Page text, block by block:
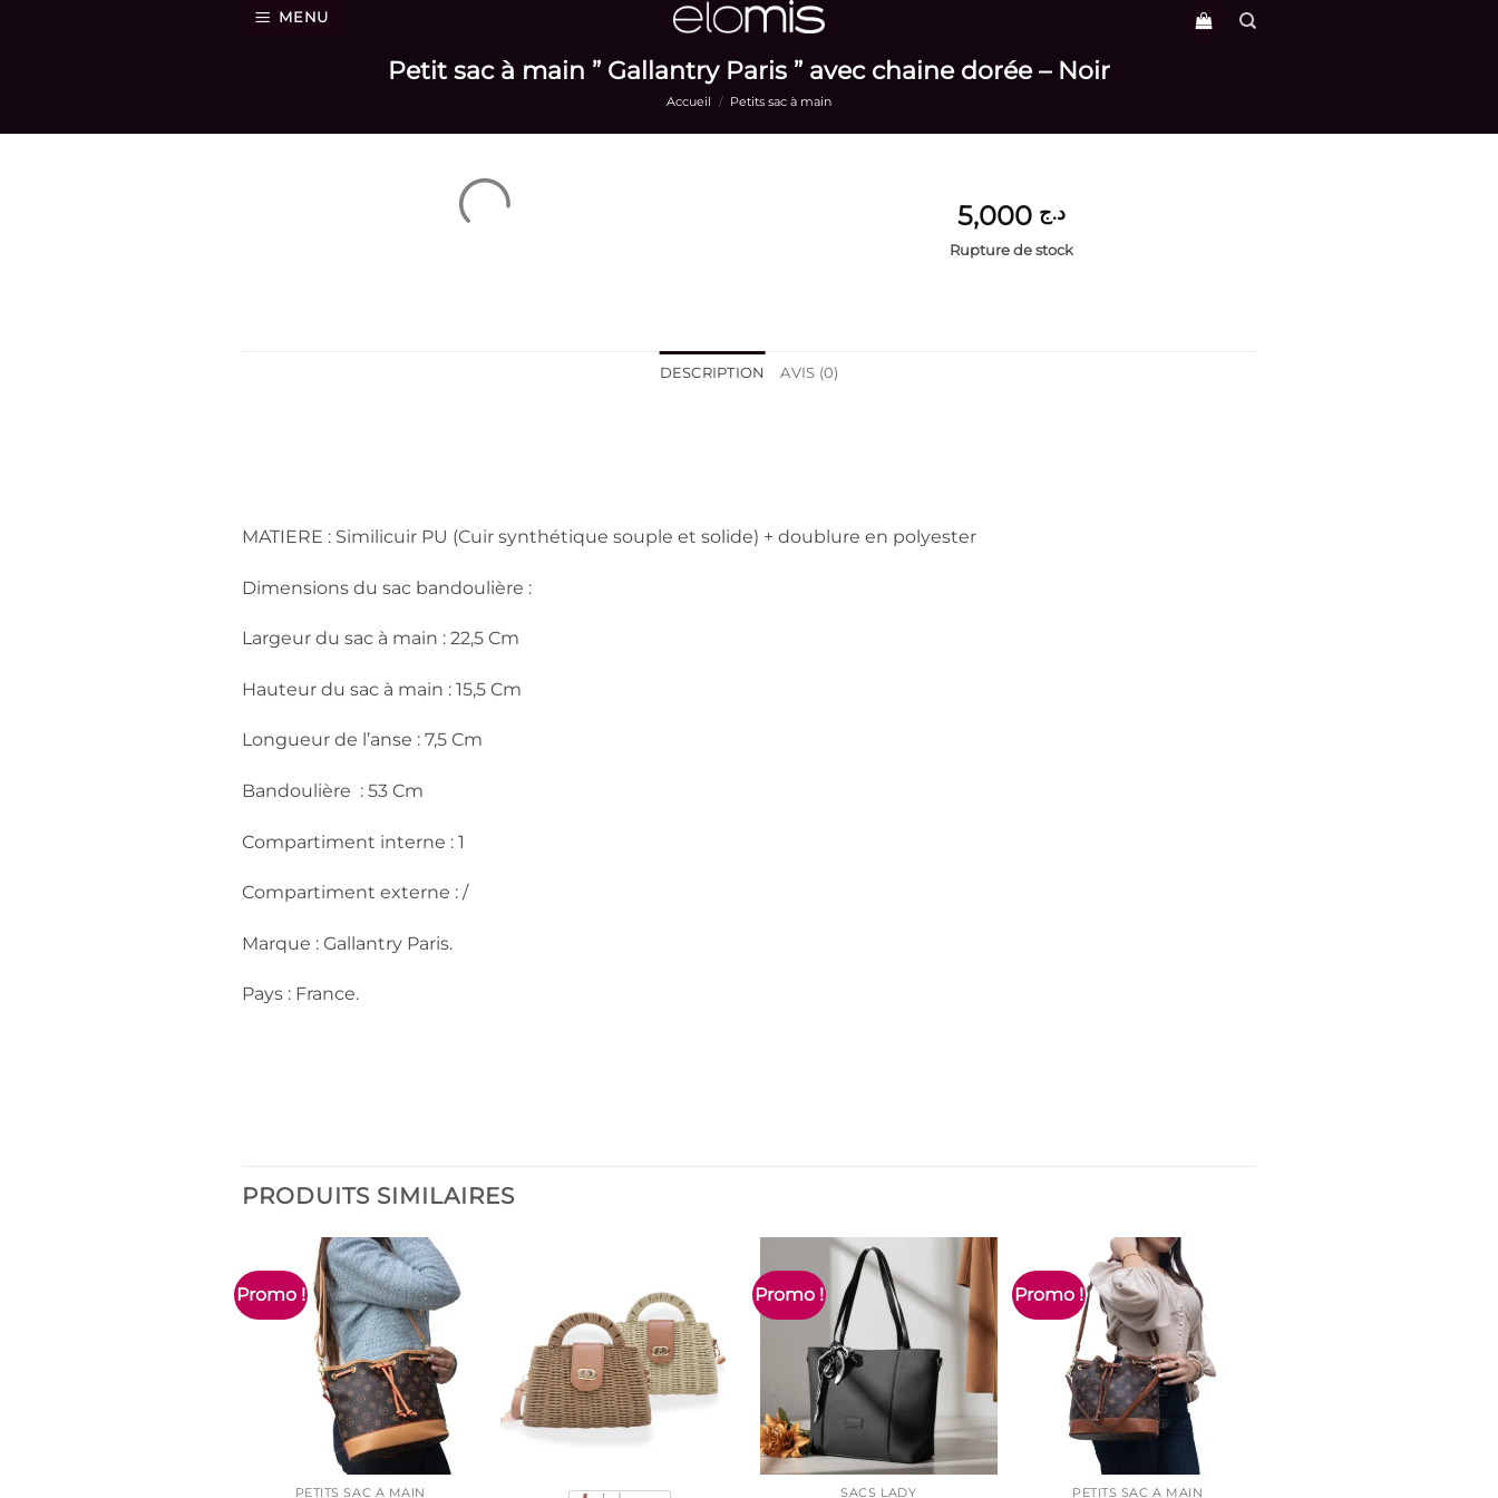
MENU
Petit sac à main ” Gallantry Paris ” avec chaine dorée – Noir
Accueil / Petits sac à main
د.ج 5,000
Rupture de stock
DESCRIPTION AVIS (0)
MATIERE : Similicuir PU (Cuir synthétique souple et solide) + doublure en polyester
Dimensions du sac bandoulière :
Largeur du sac à main : 22,5 Cm
Hauteur du sac à main : 15,5 Cm
Longueur de l’anse : 7,5 Cm
Bandoulière : 53 Cm
Compartiment interne : 1
Compartiment externe : /
Marque : Gallantry Paris.
Pays : France.
PRODUITS SIMILAIRES
Promo !
PETITS SAC À MAIN
Promo !
SACS LADY
Promo !
PETITS SAC À MAIN